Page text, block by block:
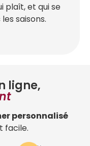
plaît, et qui se
saisons.
ligne,
personnalisé
facile.